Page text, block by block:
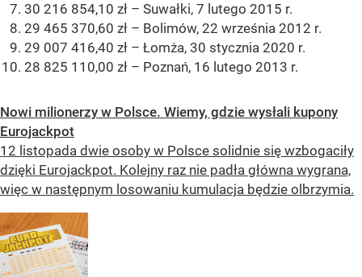
30 216 854,10 zł – Suwałki, 7 lutego 2015 r.
29 465 370,60 zł – Bolimów, 22 września 2012 r.
29 007 416,40 zł – Łomża, 30 stycznia 2020 r.
28 825 110,00 zł – Poznań, 16 lutego 2013 r.
Nowi milionerzy w Polsce. Wiemy, gdzie wysłali kupony
Eurojackpot
12 listopada dwie osoby w Polsce solidnie się wzbogaciły
dzięki Eurojackpot. Kolejny raz nie padła główna wygrana,
więc w następnym losowaniu kumulacja będzie olbrzymia.